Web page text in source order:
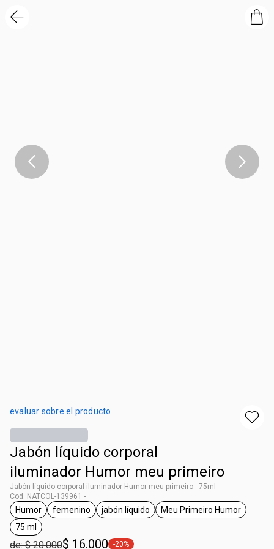
evaluar sobre el producto
Jabón líquido corporal
iluminador Humor meu primeiro
Jabón líquido corporal iluminador Humor meu primeiro - 75ml
Cod. NATCOL-139961 -
general.tag Humor
Humor
general.tag femenino
femenino
general.tag jabón líquido
jabón líquido
general.tag Meu
Meu Primeiro Humor
general.tag 75 ml
75 ml
de: $ 20.000$ 16.000 -20%